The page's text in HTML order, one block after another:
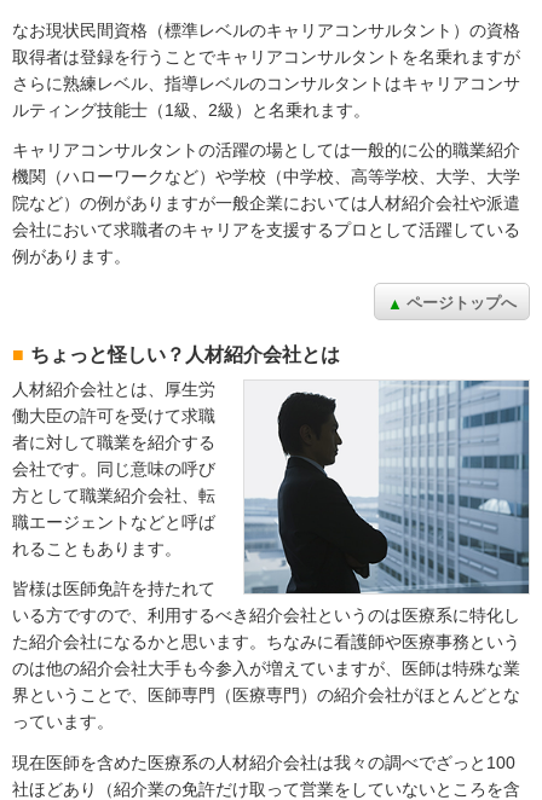
なお現状民間資格（標準レベルのキャリアコンサルタント）の資格
取得者は登録を行うことでキャリアコンサルタントを名乗れますが
さらに熟練レベル、指導レベルのコンサルタントはキャリアコンサ
ルティング技能士（1級、2級）と名乗れます。
キャリアコンサルタントの活躍の場としては一般的に公的職業紹介
機関（ハローワークなど）や学校（中学校、高等学校、大学、大学
院など）の例がありますが一般企業においては人材紹介会社や派遣
会社において求職者のキャリアを支援するプロとして活躍している
例があります。
ページトップへ
ちょっと怪しい？人材紹介会社とは
人材紹介会社とは、厚生労
働大臣の許可を受けて求職
者に対して職業を紹介する
会社です。同じ意味の呼び
方として職業紹介会社、転
職エージェントなどと呼ば
れることもあります。
皆様は医師免許を持たれて
いる方ですので、利用するべき紹介会社というのは医療系に特化し
た紹介会社になるかと思います。ちなみに看護師や医療事務という
のは他の紹介会社大手も今参入が増えていますが、医師は特殊な業
界ということで、医師専門（医療専門）の紹介会社がほとんどとな
っています。
現在医師を含めた医療系の人材紹介会社は我々の調べでざっと100
社ほどあり（紹介業の免許だけ取って営業をしていないところを含